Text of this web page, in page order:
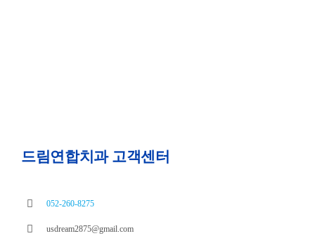
드림연합치과 고객센터
052-260-8275
usdream2875@gmail.com